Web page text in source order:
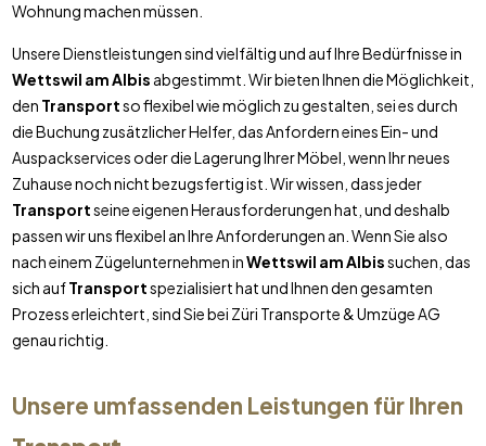
Wohnung machen müssen.
Unsere Dienstleistungen sind vielfältig und auf Ihre Bedürfnisse in
Wettswil am Albis abgestimmt. Wir bieten Ihnen die Möglichkeit,
den Transportso flexibel wie möglich zu gestalten, sei es durch
die Buchung zusätzlicher Helfer, das Anfordern eines Ein- und
Auspackservices oder die Lagerung Ihrer Möbel, wenn Ihr neues
Zuhause noch nicht bezugsfertig ist. Wir wissen, dass jeder
Transportseine eigenen Herausforderungen hat, und deshalb
passen wir uns flexibel an Ihre Anforderungen an. Wenn Sie also
nach einem Zügelunternehmen inWettswil am Albissuchen, das
sich aufTransportspezialisiert hat und Ihnen den gesamten
Prozess erleichtert, sind Sie bei Züri Transporte & Umzüge AG
genau richtig.
Unsere umfassenden Leistungen für Ihren